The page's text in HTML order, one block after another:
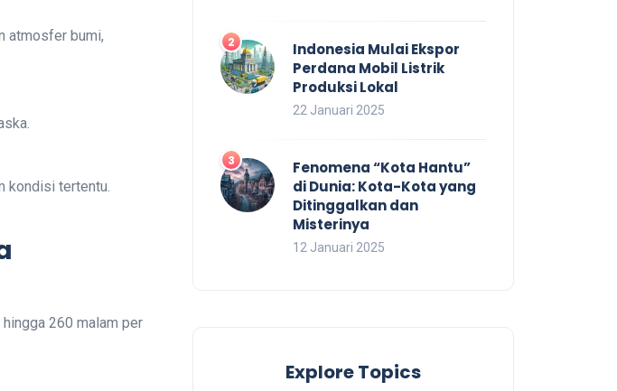
atmosfer bumi,
kondisi tertentu.
260 malam per
Indonesia Mulai Ekspor
Perdana Mobil Listrik
Produksi Lokal
22 Januari 2025
Fenomena “Kota Hantu”
di Dunia: Kota-Kota yang
Ditinggalkan dan
Misterinya
12 Januari 2025
Explore Topics